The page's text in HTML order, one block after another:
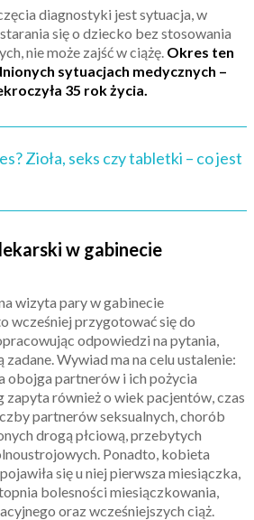
diagnostyki jest sytuacja, w
się o dziecko bez stosowania
nie może zajść w ciążę. Okres ten
sytuacjach medycznych –
35 rok życia.
Zioła, seks czy tabletki – co jest
w gabinecie
wizyta pary w gabinecie
wcześniej przygotować się do
odpowiedzi na pytania,
Wywiad ma na celu ustalenie:
obojga partnerów i ich pożycia
zapyta również o wiek pacjentów, czas
partnerów seksualnych, chorób
drogą płciową, przebytych
Ponadto, kobieta
się u niej pierwsza miesiączka,
bolesności miesiączkowania,
oraz wcześniejszych ciąż.